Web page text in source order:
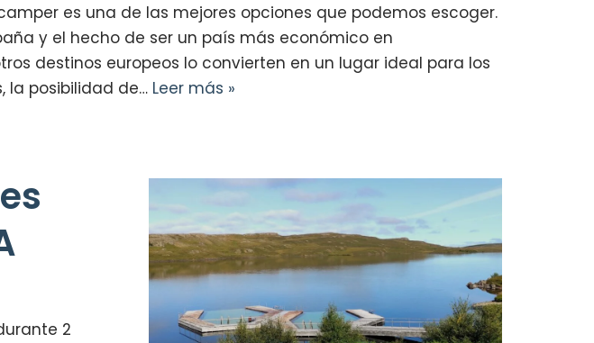
es una de las mejores opciones que podemos escoger.
y el hecho de ser un país más económico en
destinos europeos lo convierten en un lugar ideal para los
la posibilidad de… Leer más »
2